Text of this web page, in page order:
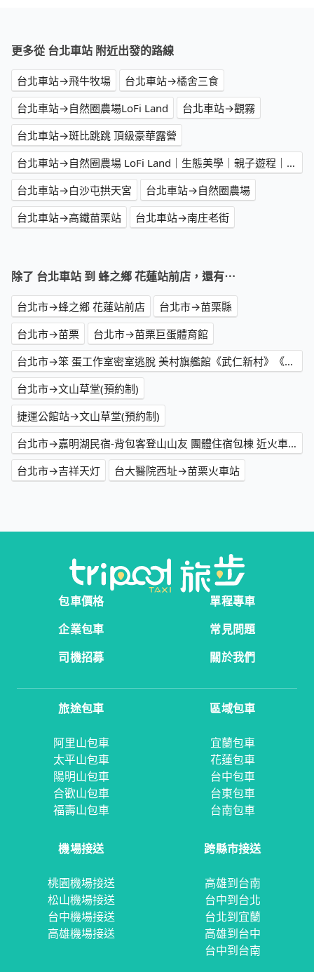
更多從 台北車站 附近出發的路線
台北車站→飛牛牧場
台北車站→橘舍三食
台北車站→自然圈農場LoFi Land
台北車站→觀霧
台北車站→斑比跳跳 頂級豪華露營
台北車站→自然圈農場 LoFi Land｜生態美學｜親子遊程｜景觀咖啡｜戶外婚禮｜團體包場
台北車站→白沙屯拱天宮
台北車站→自然圈農場
台北車站→高鐵苗栗站
台北車站→南庄老街
除了 台北車站 到 蜂之鄉 花蓮站前店，還有⋯
台北市→蜂之鄉 花蓮站前店
台北市→苗栗縣
台北市→苗栗
台北市→苗栗巨蛋體育館
台北市→笨 蛋工作室密室逃脫 美村旗艦館《武仁新村》《入學式》
台北市→文山草堂(預約制)
捷運公館站→文山草堂(預約制)
台北市→嘉明湖民宿-背包客登山山友 團體住宿包棟 近火車站(平價人氣推薦必住)
台北市→吉祥天灯
台大醫院西址→苗栗火車站
包車價格
單程專車
企業包車
常見問題
司機招募
關於我們
旅途包車
阿里山包車
太平山包車
陽明山包車
合歡山包車
福壽山包車
區域包車
宜蘭包車
花蓮包車
台中包車
台東包車
台南包車
機場接送
桃園機場接送
松山機場接送
台中機場接送
高雄機場接送
跨縣市接送
高雄到台南
台中到台北
台北到宜蘭
高雄到台中
台中到台南